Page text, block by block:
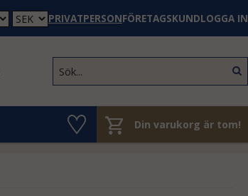
PRIVATPERSONFÖRETAGSKUNDLOGGA IN
Din varukorg är tom!